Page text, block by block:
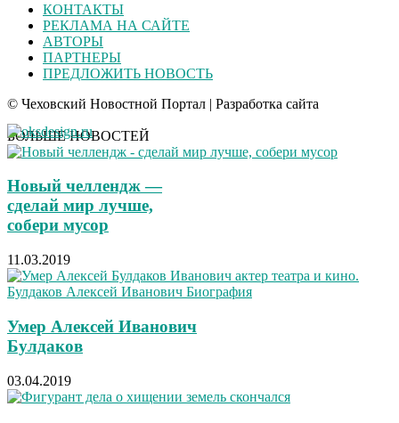
КОНТАКТЫ
РЕКЛАМА НА САЙТЕ
АВТОРЫ
ПАРТНЕРЫ
ПРЕДЛОЖИТЬ НОВОСТЬ
© Чеховский Новостной Портал | Разработка сайта
БОЛЬШЕ НОВОСТЕЙ
Новый челлендж —
сделай мир лучше,
собери мусор
11.03.2019
Умер Алексей Иванович
Булдаков
03.04.2019